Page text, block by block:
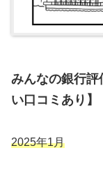
みんなの銀行
い口コミあり】
2025年1月